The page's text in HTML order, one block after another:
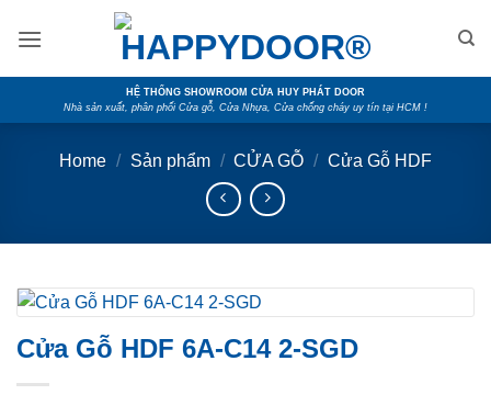
HỆ THỐNG SHOWROOM CỬA HUY PHÁT DOOR
Nhà sản xuất, phân phối Cửa gỗ, Cửa Nhựa, Cửa chống cháy uy tín tại HCM !
Home / Sản phẩm / CỬA GỖ / Cửa Gỗ HDF
Cửa Gỗ HDF 6A-C14 2-SGD